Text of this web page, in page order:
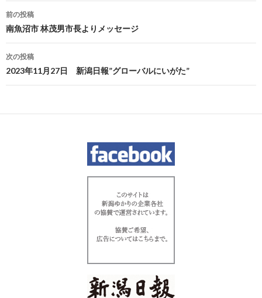
投
稿
ナ
ビ
ゲ
ー
前の投稿
南魚沼市 林茂男市長よりメッセージ
次の投稿
2023年11月27日 新潟日報”グローバルにいがた”